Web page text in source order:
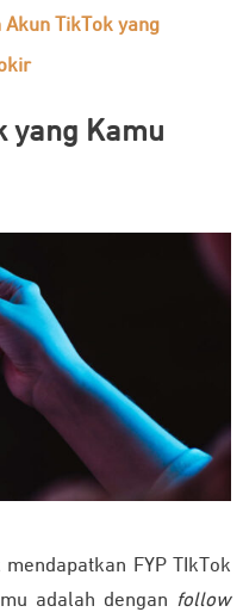
TikTok yang
yang Kamu
FYP TIkTok
adalah dengan follow